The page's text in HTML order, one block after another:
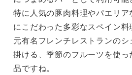
特に人気の豚肉料理やパエリ
にこだわった多彩なスペイン料
元有名フレンチレストランの
掛ける、季節のフルーツを使
品ですね。